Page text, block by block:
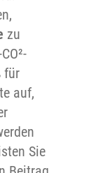
zu
für
auf,
Sie